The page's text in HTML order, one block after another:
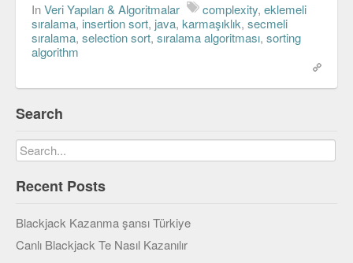
InVeri Yapıları & Algoritmalar complexity, eklemeli
sıralama, insertion sort, java, karmaşıklık, secmeli
sıralama, selection sort, sıralama algoritması, sorting
algorithm
Search
Recent Posts
Blackjack Kazanma şansı Türkiye
Canlı Blackjack Te Nasıl Kazanılır